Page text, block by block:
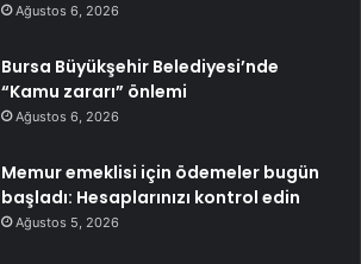
Ağustos 6, 2026
Bursa Büyükşehir Belediyesi’nde
“Kamu zararı” önlemi
Ağustos 6, 2026
Memur emeklisi için ödemeler bugün
başladı: Hesaplarınızı kontrol edin
Ağustos 5, 2026